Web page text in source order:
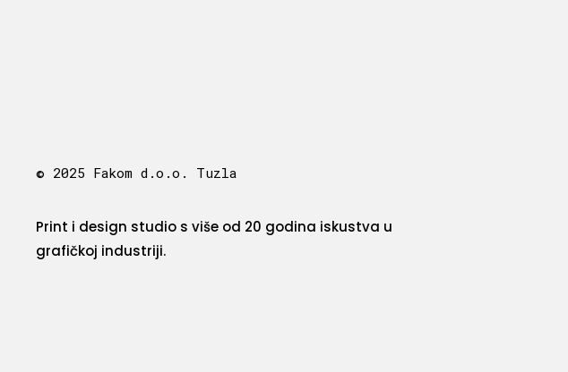
© 2025 Fakom d.o.o. Tuzla
Print i design studio s više od 20 godina iskustva u
grafičkoj industriji.